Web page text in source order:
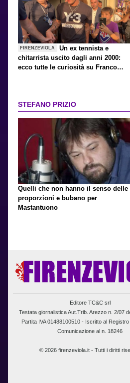
FIRENZEVIOLA
Un ex tennista e
chitarrista uscito dagli anni 2000:
ecco tutte le curiosità su Franco
STEFANO PRIZIO
Quelli che non hanno il senso delle
proporzioni e bubano per
Mastantuono
Editore TC&C srl
Testata giornalistica Aut.Trib. Arezzo n. 2/07
Partita IVA 01488100510 - Iscritto al
Comunicazione al n. 18246
© 2026 firenzeviola.it - Tutti i diritti